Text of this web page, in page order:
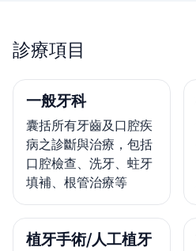
診療項目
一般牙科
囊括所有牙齒及口腔疾
病之診斷與治療，包括
口腔檢查、洗牙、蛀牙
填補、根管治療等
植牙手術/人工植牙